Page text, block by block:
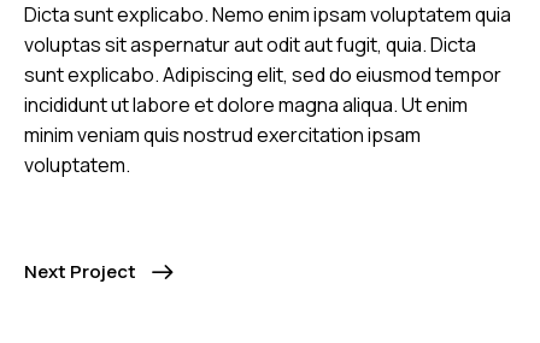
Dicta sunt explicabo. Nemo enim ipsam voluptatem quia
voluptas sit aspernatur aut odit aut fugit, quia. Dicta
sunt explicabo. Adipiscing elit, sed do eiusmod tempor
incididunt ut labore et dolore magna aliqua. Ut enim
minim veniam quis nostrud exercitation ipsam
voluptatem.
Next Project